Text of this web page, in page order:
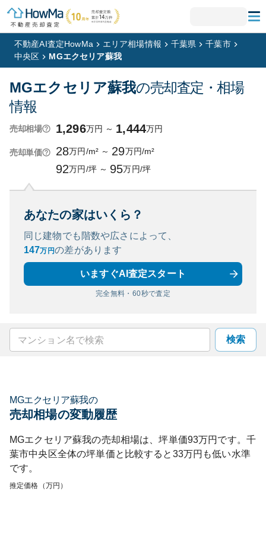
不動産AI査定HowMa エリア相場情報 千葉県
千葉市
中央区
MGエクセリア蘇我
MGエクセリア蘇我の売却査定・相場
情報
売却相場 1,296万円 ～ 1,444万円
売却単価 28万円/m² ～ 29万円/m²
92万円/坪 ～ 95万円/坪
あなたの家はいくら？
同じ建物でも階数や広さによって、
147万円の差があります
いますぐAI査定スタート
完全無料・60秒で査定
検索
MGエクセリア蘇我の
売却相場の変動履歴
MGエクセリア蘇我の売却相場は、坪単価93万円です。 千
葉市中央区全体の坪単価と比較すると 33万円も低い水準
です。
推定価格（万円）